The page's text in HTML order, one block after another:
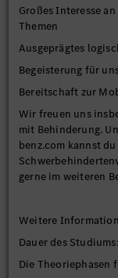
Großes Interesse
Themen
Ausgeprägtes
Begeisterung für
Bereitschaft zur
Wir freuen uns
mit Behinderung.
benz.com kannst
gerne im weiteren
Weitere
Dauer des
Die Theoriephasen